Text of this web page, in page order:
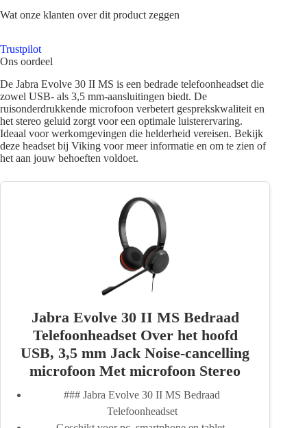
Wat onze klanten over dit product zeggen
Trustpilot
Ons oordeel
De Jabra Evolve 30 II MS is een bedrade telefoonheadset die
zowel USB- als 3,5 mm-aansluitingen biedt. De
ruisonderdrukkende microfoon verbetert gesprekskwaliteit en
het stereo geluid zorgt voor een optimale luisterervaring.
Ideaal voor werkomgevingen die helderheid vereisen. Bekijk
deze headset bij Viking voor meer informatie en om te zien of
het aan jouw behoeften voldoet.
Jabra Evolve 30 II MS Bedraad
Telefoonheadset Over het hoofd
USB, 3,5 mm Jack Noise-cancelling
microfoon Met microfoon Stereo
### Jabra Evolve 30 II MS Bedraad
Telefoonheadset